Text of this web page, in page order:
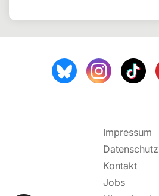
Impressum
Datenschutz
Kontakt
Jobs